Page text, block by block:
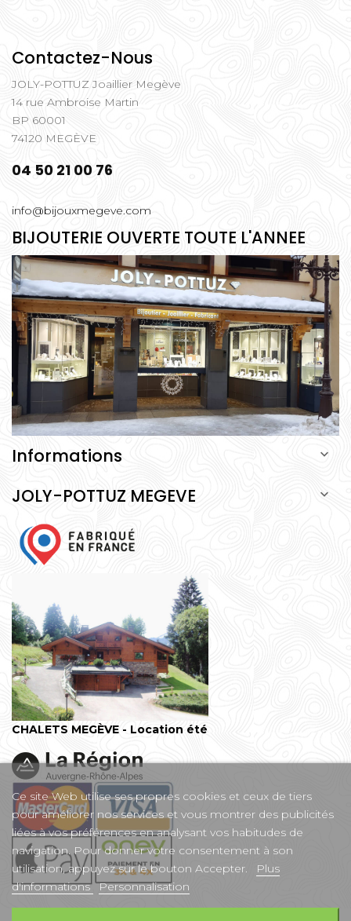
Contactez-Nous
JOLY-POTTUZ Joaillier Megève
14 rue Ambroise Martin
BP 60001
74120 MEGÈVE
04 50 21 00 76
info@bijouxmegeve.com
BIJOUTERIE OUVERTE TOUTE L'ANNEE
Informations 
JOLY-POTTUZ MEGEVE 
CHALETS MEGÈVE - Location été
Ce site Web utilise ses propres cookies et ceux de tiers
pour améliorer nos services et vous montrer des publicités
liées à vos préférences en analysant vos habitudes de
navigation. Pour donner votre consentement à son
utilisation, appuyez sur le bouton Accepter.
Plus
d'informations Personnalisation